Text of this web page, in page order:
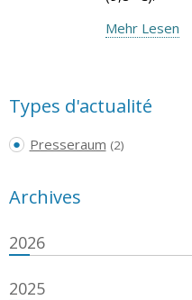
Mehr Lesen
Types d'actualité
Presseraum (2)
Archives
2026
2025